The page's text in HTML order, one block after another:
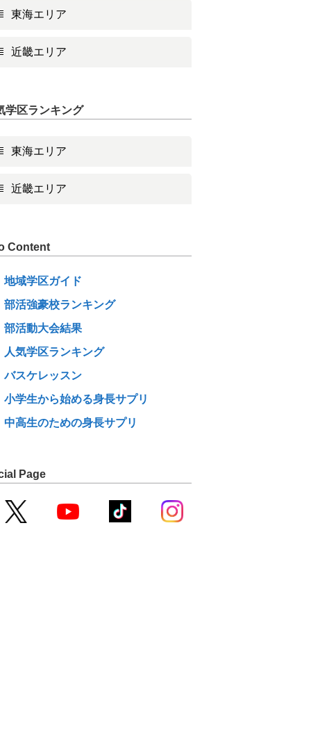
東海エリア
近畿エリア
学区ランキング
東海エリア
近畿エリア
Content
地域学区ガイド
部活強豪校ランキング
部活動大会結果
人気学区ランキング
バスケレッスン
小学生から始める身長サプリ
中高生のための身長サプリ
Page